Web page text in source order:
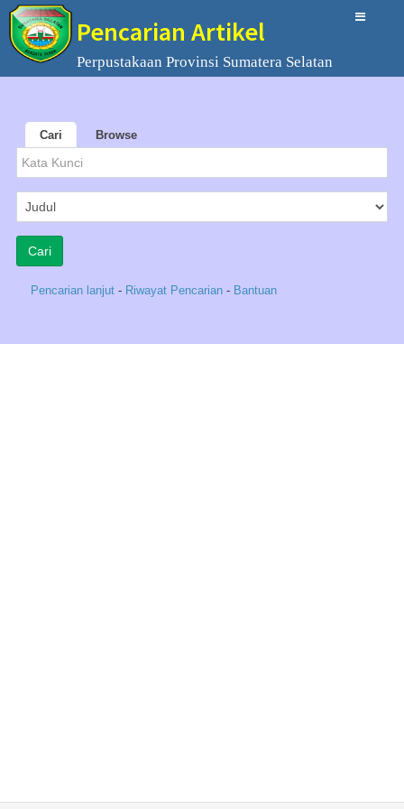
Pencarian Artikel
Perpustakaan Provinsi Sumatera Selatan
Cari Browse
Pencarian lanjut - Riwayat Pencarian - Bantuan